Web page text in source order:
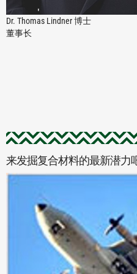
Dr. Thomas Lindner 博士
董事长
来发掘复合材料的最新潜力